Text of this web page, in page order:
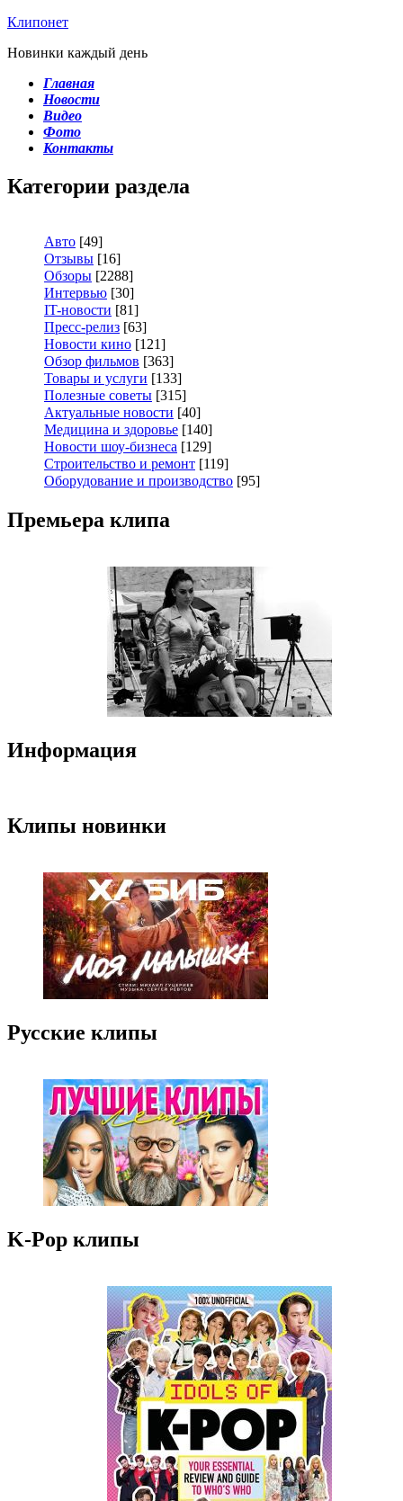
Клипонет
Новинки каждый день
Главная
Новости
Видео
Фото
Контакты
Категории раздела
Авто [49]
Отзывы [16]
Обзоры [2288]
Интервью [30]
IT-новости [81]
Пресс-релиз [63]
Новости кино [121]
Обзор фильмов [363]
Товары и услуги [133]
Полезные советы [315]
Актуальные новости [40]
Медицина и здоровье [140]
Новости шоу-бизнеса [129]
Строительство и ремонт [119]
Оборудование и производство [95]
Премьера клипа
Информация
Клипы новинки
Русские клипы
K-Pop клипы